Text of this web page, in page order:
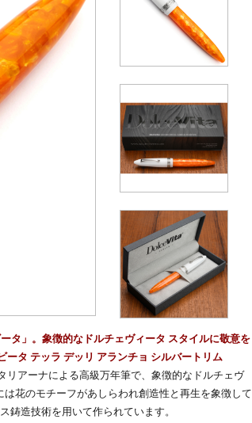
タ」。象徴的なドルチェヴィータ スタイルに敬意を
タ テッラ デッリ アランチョ シルバートリム
リアーナによる高級万年筆で、象徴的なドルチェヴ
花のモチーフがあしらわれ創造性と再生を象徴して
鋳造技術を用いて作られています。